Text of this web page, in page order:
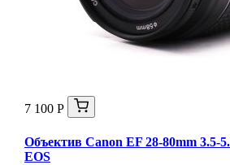
7 100 Р
Объектив Canon EF 28-80mm 3.5-
EOS